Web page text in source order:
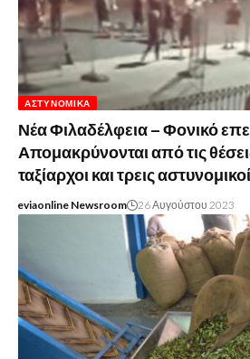
ΑΣΤΥΝΟΜΙΚΆ
Νέα Φιλαδέλφεια – Φονικό
Απομακρύνονται από τις
ταξίαρχοι και τρεις
eviaonline Newsroom 26 Αυγούστου 2023